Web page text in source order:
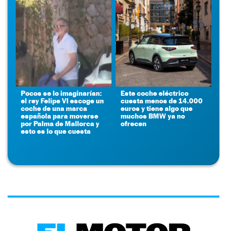
Pocos se lo imaginarían:
el rey Felipe VI escoge un
coche de una marca
española para moverse
por Palma de Mallorca y
esto es lo que cuesta
Este coche eléctrico
cuesta menos de 14.000
euros y tiene algo que
muchos BMW ya no
ofrecen